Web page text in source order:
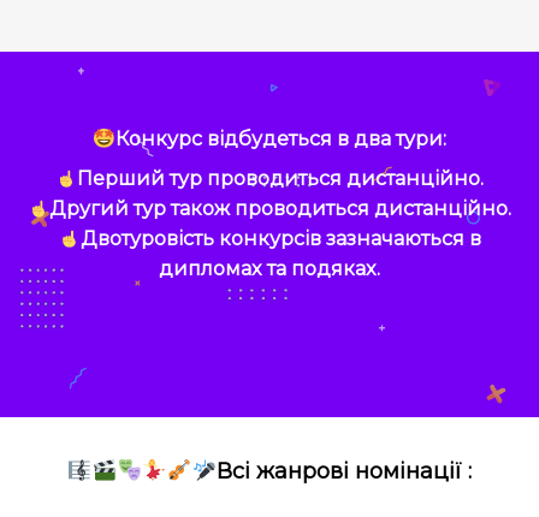
Конкурс відбудеться в два тури:
Перший тур проводиться дистанційно.
Другий тур також проводиться дистанційно.
Двотуровість конкурсів зазначаються в
дипломах та подяках.
Всі жанрові номінації :